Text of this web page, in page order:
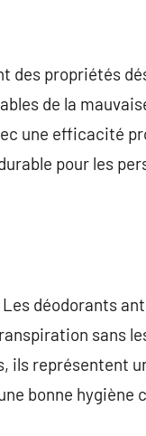
des propriétés
de la
une efficacité
pour les
déodorants
sans
ils représentent
bonne hygiène